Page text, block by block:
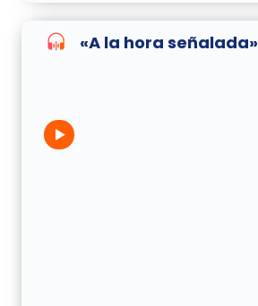
«A la hora señalada»